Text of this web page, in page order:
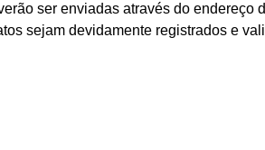
ser enviadas através do endereço
sejam devidamente registrados e